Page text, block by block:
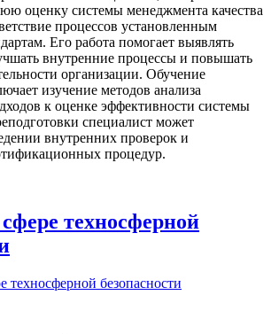
оценку системы менеджмента качества
процессов установленным
Его работа помогает выявлять
внутренние процессы и повышать
организации. Обучение
изучение методов анализа
к оценке эффективности системы
специалист может
внутренних проверок и
процедур.
техносферной